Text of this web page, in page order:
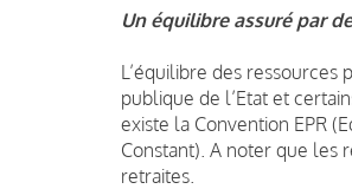
Un équilibre assuré par
L’équilibre des
publique de l’Etat et
existe la Convention EPR
Constant). A noter que les
retraites.